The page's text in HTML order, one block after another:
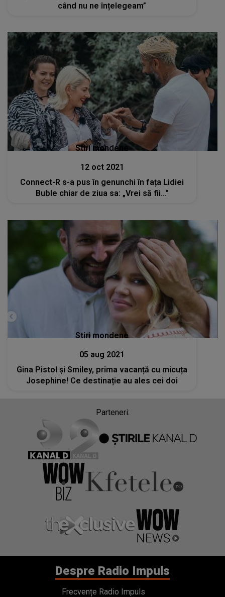
când nu ne înțelegeam”
Stiri mondene
12 oct 2021
Connect-R s-a pus în genunchi în fața Lidiei
Buble chiar de ziua sa: „Vrei să fii...”
Stiri mondene
05 aug 2021
Gina Pistol și Smiley, prima vacanță cu micuța
Josephine! Ce destinație au ales cei doi
Parteneri:
Despre Radio Impuls
Frecvențe Radio Impuls